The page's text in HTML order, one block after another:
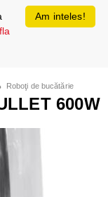
Roboţi de bucătărie
600W
Am inteles!